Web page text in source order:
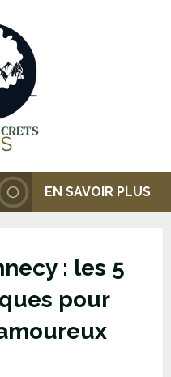
EN SAVOIR PLUS
: les 5
pour